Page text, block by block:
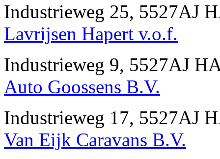
Industrieweg 25, 5527AJ
Lavrijsen Hapert v.o.f.
Industrieweg 9, 5527AJ
Auto Goossens B.V.
Industrieweg 17, 5527AJ
Van Eijk Caravans B.V.